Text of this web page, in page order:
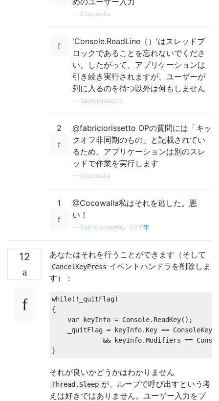
— Cocowalla
'Console.ReadLine（）'はスレッドブ
ロックであることを忘れないでくださ
い。したがって、アプリケーションは
引き続き実行されますが、ユーザーが
列に入るのを待つ以外は何もしません
fabriciorissetto
2
@fabriciorissetto OPの質問には「キッ
クオフ非同期のもの」と記載されてい
るため、アプリケーションは別のスレ
ッドで作業を実行します
— Cocowalla
1
@Cocowalla私はそれを逃した。悪
い！
— Fabriciorissetto、2015年
12 あなたはそれを行うことができます（そして
CancelKeyPress イベントハンドラを削除しま
す）：
while(! _quitFlag)
{
var keyInfo = Console. ReadKey();
    _quitFlag
= keyInfo. Key == ConsoleKey
&& keyInfo.Modifiers ==
}
それが良いかどうかはわかりません
Thread.Sleep が、ループで呼び出すという考
えは好きではありません。ユーザー入力をブ